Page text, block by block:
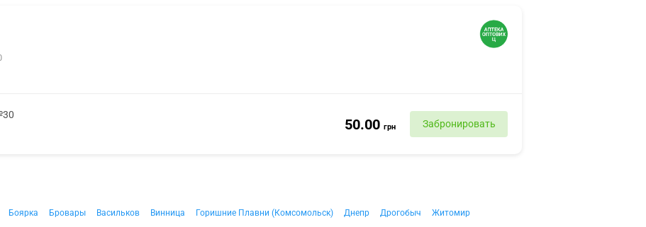
50.00 грн Забронировать
Боярка Бровары Васильков Винница Горишние Плавни (Комсомольск) Днепр Дрогобыч
Житомир